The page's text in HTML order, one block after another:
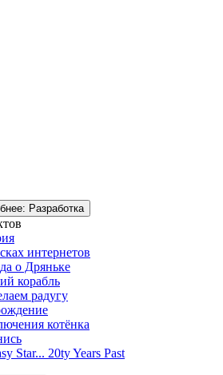
Разработка
интернетов
о Дряньке
корабль
радугу
котёнка
Star... 20ty Years Past